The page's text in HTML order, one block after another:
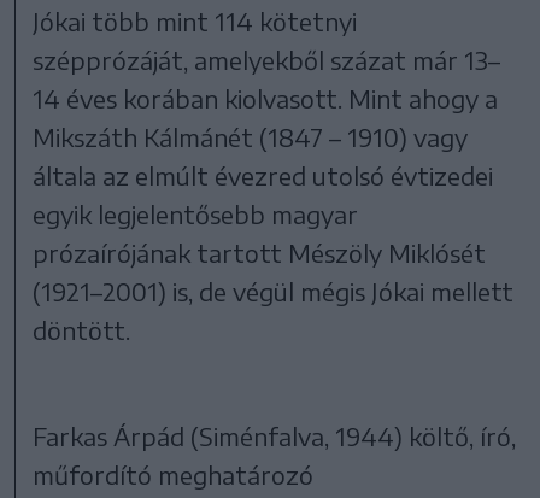
Jókai több mint 114 kötetnyi
szépprózáját, amelyekből százat már 13–
14 éves korában kiolvasott. Mint ahogy a
Mikszáth Kálmánét (1847 – 1910) vagy
általa az elmúlt évezred utolsó évtizedei
egyik legjelentősebb magyar
prózaírójának tartott Mészöly Miklósét
(1921–2001) is, de végül mégis Jókai mellett
döntött.
Farkas Árpád (Siménfalva, 1944) költő, író,
műfordító meghatározó